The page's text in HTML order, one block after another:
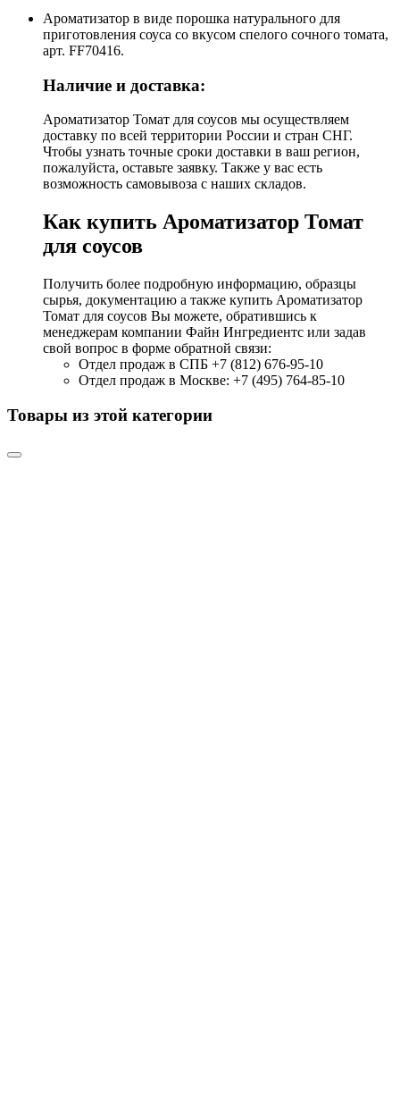
Ароматизатор в виде порошка натурального для
приготовления соуса со вкусом спелого сочного томата,
арт. FF70416.
Наличие и доставка:
Ароматизатор Томат для соусов мы осуществляем
доставку по всей территории России и стран СНГ.
Чтобы узнать точные сроки доставки в ваш регион,
пожалуйста, оставьте заявку. Также у вас есть
возможность самовывоза с наших складов.
Как купить Ароматизатор Томат
для соусов
Получить более подробную информацию, образцы
сырья, документацию а также купить Ароматизатор
Томат для соусов Вы можете, обратившись к
менеджерам компании Файн Ингредиентс или задав
свой вопрос в форме обратной связи:
Отдел продаж в СПБ +7 (812) 676-95-10
Отдел продаж в Москве: +7 (495) 764-85-10
Товары из этой категории